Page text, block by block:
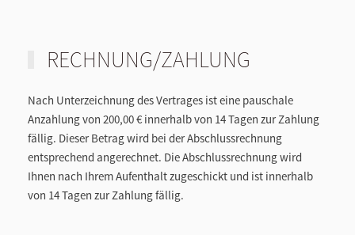
RECHNUNG/ZAHLUNG
Nach Unterzeichnung des Vertrages ist eine pauschale
Anzahlung von 200,00 € innerhalb von 14 Tagen zur Zahlung
fällig. Dieser Betrag wird bei der Abschlussrechnung
entsprechend angerechnet. Die Abschlussrechnung wird
Ihnen nach Ihrem Aufenthalt zugeschickt und ist innerhalb
von 14 Tagen zur Zahlung fällig.